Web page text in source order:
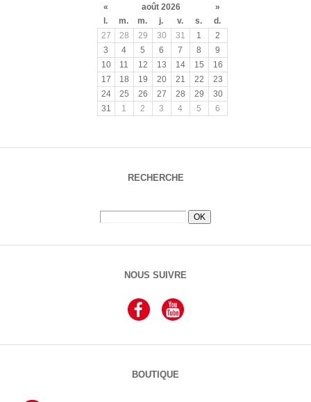
« août 2026
»
l.
m. m. j. v. s.
d.
27
28 29 30 31 1
2
3
4 5 6 7 8
9
10
11 12 13 14 15
16
17
18 19 20 21 22
23
24
25 26 27 28 29
30
31
1 2 3 4 5 6
RECHERCHE
NOUS SUIVRE
BOUTIQUE